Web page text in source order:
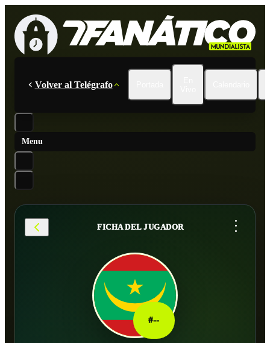
Volver al Telégrafo
Menu
FICHA DEL JUGADOR ...
#--